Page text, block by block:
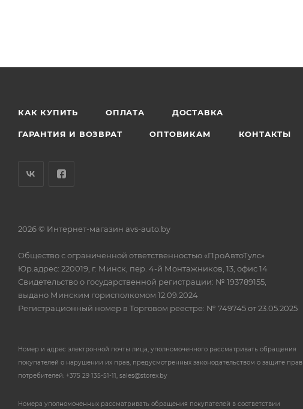
КАК КУПИТЬ ОПЛАТА ДОСТАВКА
ГАРАНТИЯ И ВОЗВРАТ ОПТОВИКАМ КОНТАКТЫ
2026 © Интернет-магазин avs-auto.by
Общество с ограниченной ответственностью «ПроАвтоТулс»
Юр.адрес: 220019, г. Минск, пер. 4-й Монтажников, 13, офис 14
Свидетельство о государственной регистрации: № 193789155,
выдано Минским горисполкомом 12.09.2024
Регистрационный номер в Торговом реестре: № 749745 от 23.05.2025
Номер и адрес электронной почты лица, уполномоченного рассматривать обращения
покупателей о нарушении их прав, предусмотренных законодательством о защите прав
потребителей: +375 29 135-51-11, sales@storex.by
Номера уполномоченных рассматривать обращения покупателей в соответствии